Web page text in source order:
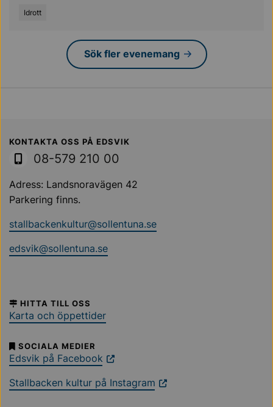
Idrott
Sök fler evenemang
Sollentuna Kommun
KONTAKTA OSS PÅ EDSVIK
08-579 210 00
Adress: Landsnoravägen 42
Parkering finns.
stallbackenkultur@sollentuna.se
edsvik@sollentuna.se
HITTA TILL OSS
Karta och öppettider
SOCIALA MEDIER
Edsvik på Facebook
Stallbacken kultur på Instagram